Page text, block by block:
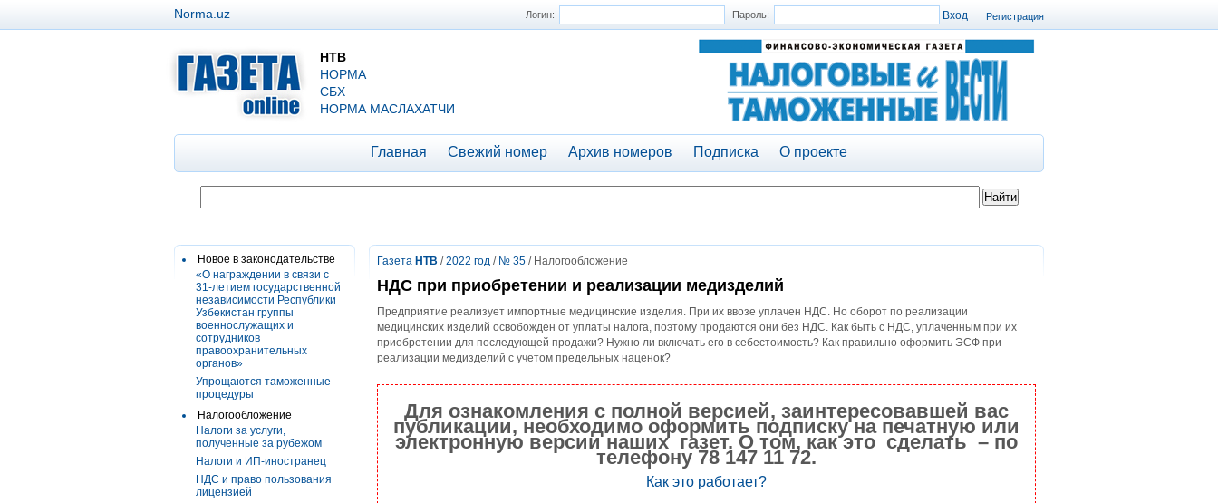
Регистрация
Логин: Пароль:
Norma.uz
НТВ
НОРМА
СБХ
НОРМА МАСЛАХАТЧИ
Главная Свежий номер Архив номеров Подписка О проекте
Новое в законодательстве
«О награждении в связи с
31-летием государственной
независимости Республики
Узбекистан группы
военнослужащих и
сотрудников
правоохранительных
органов»
Упрощаются таможенные
процедуры
Налогообложение
Налоги за услуги,
полученные за рубежом
Налоги и ИП-иностранец
НДС и право пользования
лицензией
Газета НТВ /2022 год / № 35 / Налогообложение
НДС при приобретении и реализации медизделий
Предприятие реализует импортные медицинские изделия. При их ввозе уплачен НДС. Но оборот по реализации
медицинских изделий освобожден от уплаты налога, поэтому продаются они без НДС. Как быть с НДС, уплаченным при их
приобретении для последующей продажи? Нужно ли включать его в себестоимость? Как правильно оформить ЭСФ при
реализации медизделий с учетом предельных наценок?
Для ознакомления с полной версией, заинтересовавшей вас
публикации, необходимо оформить подписку на печатную или
электронную версии наших газет. О том, как это сделать – по
телефону 78 147 11 72.
Как это работает?